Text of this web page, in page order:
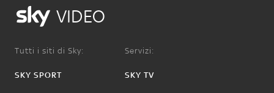
VIDEO
Tutti i siti di Sky:
SKY SPORT
Servizi:
SKY TV